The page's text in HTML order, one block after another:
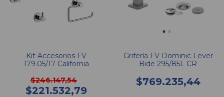
Kit Accesorios FV
179.05/17 California
$246.147,54
$221.532,79
Grifería FV Dominic Lever
Bide 295/85L CR
$769.235,44